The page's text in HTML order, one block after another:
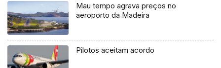
Mau tempo agrava preços no
aeroporto da Madeira
Pilotos aceitam acordo